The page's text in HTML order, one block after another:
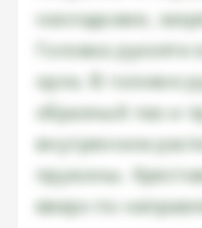
накладками,
Головка
орла. В головке
образный паз и
внутренним
пружины.
вверх по